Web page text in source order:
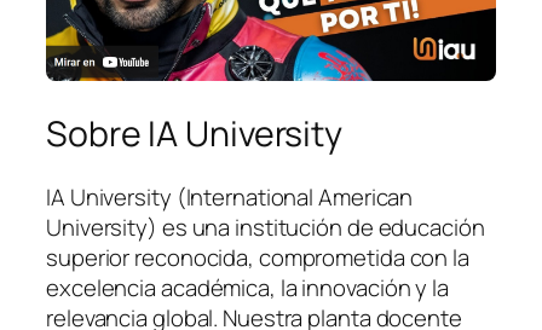
Sobre IA University
IA University (International American
University) es una institución de educación
superior reconocida, comprometida con la
excelencia académica, la innovación y la
relevancia global. Nuestra planta docente